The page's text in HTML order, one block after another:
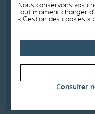
Nous conservons vos
tout moment changer
« Gestion des cookies »
Consulter